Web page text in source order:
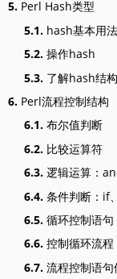
5. Perl Hash类型
5.1. hash基本用法
5.2. 操作hash
5.3. 了解hash结
6. Perl流程控制结构
6.1. 布尔值判断
6.2. 比较运算符
6.3. 逻辑运算：
6.4. 条件判断：if
6.5. 循环控制语句
6.6. 控制循环流程
6.7. 流程控制语